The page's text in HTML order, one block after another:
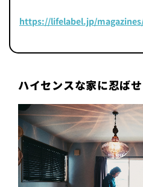
https://lifelabel.jp/
ハイセンスな家に忍ばせ